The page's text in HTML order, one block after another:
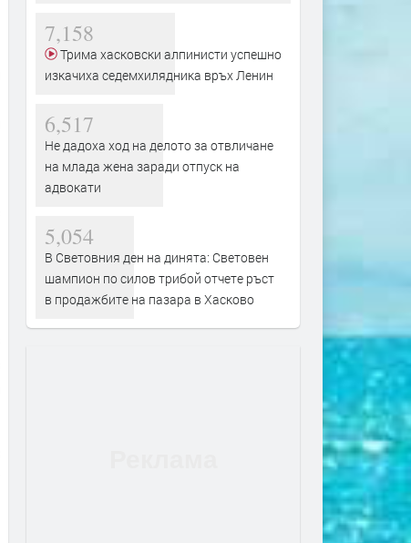
7,158
Трима хасковски алпинисти успешно
изкачиха седемхилядника връх Ленин
6,517
Не дадоха ход на делото за отвличане
на млада жена заради отпуск на
адвокати
5,054
В Световния ден на динята: Световен
шампион по силов трибой отчете ръст
в продажбите на пазара в Хасково